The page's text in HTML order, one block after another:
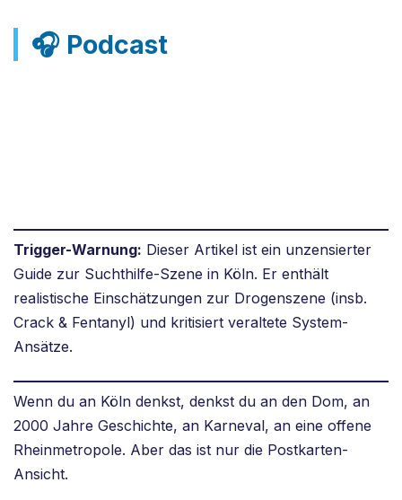
🎧 Podcast
Trigger-Warnung: Dieser Artikel ist ein unzensierter
Guide zur Suchthilfe-Szene in Köln. Er enthält
realistische Einschätzungen zur Drogenszene (insb.
Crack & Fentanyl) und kritisiert veraltete System-
Ansätze.
Wenn du an Köln denkst, denkst du an den Dom, an
2000 Jahre Geschichte, an Karneval, an eine offene
Rheinmetropole. Aber das ist nur die Postkarten-
Ansicht.